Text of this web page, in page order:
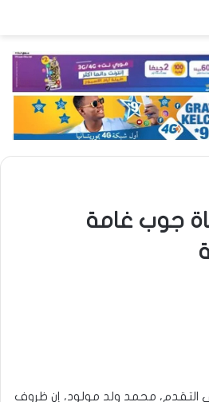
جوب غامة
محمد ولد مولود، إن ظروف